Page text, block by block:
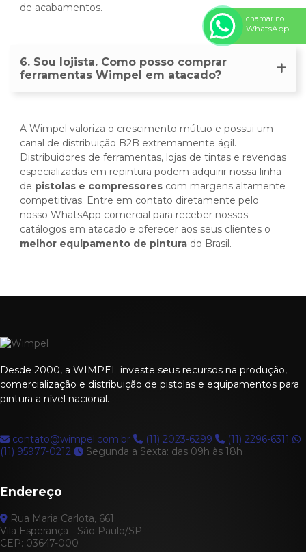
de acabamentos.
6. Sou lojista. Como posso comprar
ferramentas Wimpel em atacado?
A Wimpel valoriza o crescimento mútuo e possui um
canal de distribuição B2B extremamente ágil.
Distribuidores de ferramentas, lojas de tintas e revendas
especializadas em repintura podem adquirir nossa linha
de pistolas e compressores com margens altamente
competitivas. Entre em contato diretamente pelo
nosso WhatsApp comercial para receber nossos
catálogos em atacado e oferecer aos seus clientes o
melhor equipamento de pintura do Brasil.
Desde 2000, a WIMPEL investe seus recursos na produção,
comercialização e distribuição de pistolas e equipamentos para
pintura a nível nacional.
contato@wimpel.com.br (11) 2023-6299
(11) 2296-6311
(11) 95977-0212
Segunda a Sexta: das 09h às 18h
Endereço
Rua Maria Carlota, 661
Vila Esperança - São Paulo/SP
CEP: 03647-000
chamar no
WhatsApp